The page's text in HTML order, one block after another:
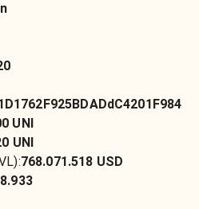
UNI
UNI
768.071.518 USD